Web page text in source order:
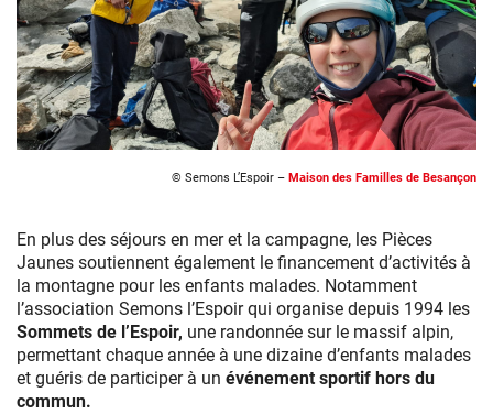
© Semons L’Espoir – Maison des Familles de Besançon
En plus des séjours en mer et la campagne, les Pièces
Jaunes soutiennent également le financement d’activités à
la montagne pour les enfants malades. Notamment
l’association Semons l’Espoir qui organise depuis 1994 les
Sommets de l’Espoir, une randonnée sur le massif alpin,
permettant chaque année à une dizaine d’enfants malades
et guéris de participer à un événement sportif hors du
commun.